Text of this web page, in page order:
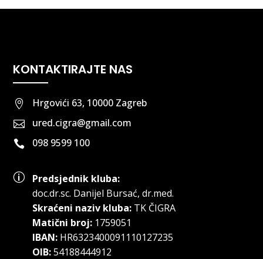
KONTAKTIRAJTE NAS
 Hrgovići 63, 10000 Zagreb
 ured.cigra@gmail.com
 098 9599 100
p
Predsjednik kluba:
doc.dr.sc. Danijel Bursać, dr.med.
Skraćeni naziv kluba:TK ČIGRA
Matični broj:1759051
IBAN:HR6323400091110127235
OIB:54188444912